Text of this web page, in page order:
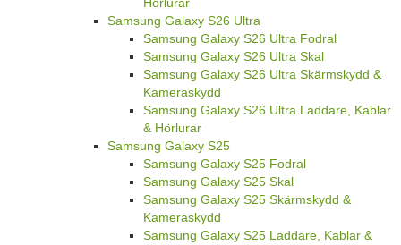
Samsung Galaxy S26 Ultra
Samsung Galaxy S26 Ultra Fodral
Samsung Galaxy S26 Ultra Skal
Samsung Galaxy S26 Ultra Skärmskydd &
Kameraskydd
Samsung Galaxy S26 Ultra Laddare, Kablar
& Hörlurar
Samsung Galaxy S25
Samsung Galaxy S25 Fodral
Samsung Galaxy S25 Skal
Samsung Galaxy S25 Skärmskydd &
Kameraskydd
Samsung Galaxy S25 Laddare, Kablar &